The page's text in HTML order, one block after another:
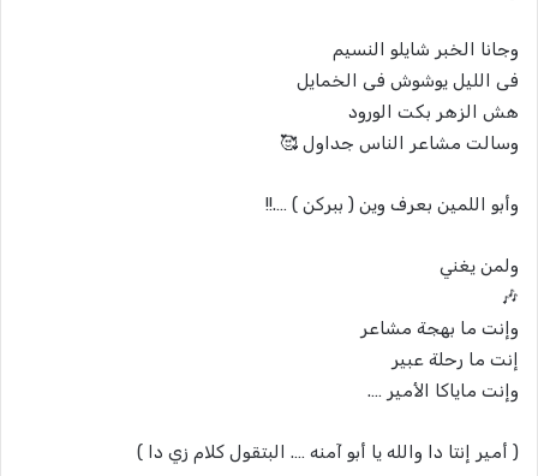
وجانا الخبر شايلو النسيم
فى الليل يوشوش فى الخمايل
هش الزهر بكت الورود
وسالت مشاعر الناس جداول 🥰
وأبو اللمين بعرف وين ( ببركن ) ….!!
ولمن يغني
🎶
وإنت ما بهجة مشاعر
إنت ما رحلة عبير
وإنت ماياكا الأمير ….
( أمير إنتا دا والله يا أبو آمنه …. البتقول كلام زي دا )